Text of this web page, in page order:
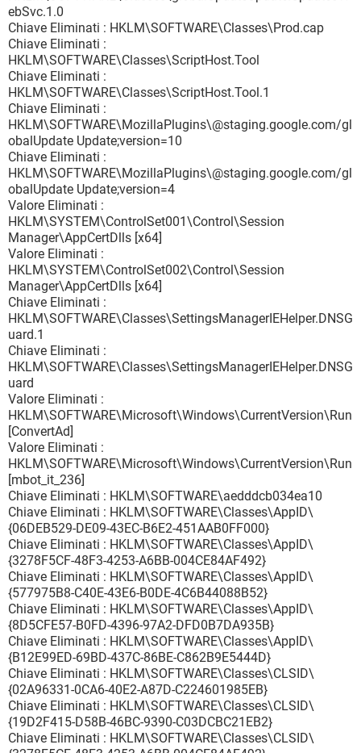
ebSvc.1.0
Chiave Eliminati : HKLM\SOFTWARE\Classes\Prod.cap
Chiave Eliminati :
HKLM\SOFTWARE\Classes\ScriptHost.Tool
Chiave Eliminati :
HKLM\SOFTWARE\Classes\ScriptHost.Tool.1
Chiave Eliminati :
HKLM\SOFTWARE\MozillaPlugins\@staging.google.com/gl
obalUpdate Update;version=10
Chiave Eliminati :
HKLM\SOFTWARE\MozillaPlugins\@staging.google.com/gl
obalUpdate Update;version=4
Valore Eliminati :
HKLM\SYSTEM\ControlSet001\Control\Session
Manager\AppCertDlls [x64]
Valore Eliminati :
HKLM\SYSTEM\ControlSet002\Control\Session
Manager\AppCertDlls [x64]
Chiave Eliminati :
HKLM\SOFTWARE\Classes\SettingsManagerIEHelper.DNSG
uard.1
Chiave Eliminati :
HKLM\SOFTWARE\Classes\SettingsManagerIEHelper.DNSG
uard
Valore Eliminati :
HKLM\SOFTWARE\Microsoft\Windows\CurrentVersion\Run
[ConvertAd]
Valore Eliminati :
HKLM\SOFTWARE\Microsoft\Windows\CurrentVersion\Run
[mbot_it_236]
Chiave Eliminati : HKLM\SOFTWARE\aedddcb034ea10
Chiave Eliminati : HKLM\SOFTWARE\Classes\AppID\
{06DEB529-DE09-43EC-B6E2-451AAB0FF000}
Chiave Eliminati : HKLM\SOFTWARE\Classes\AppID\
{3278F5CF-48F3-4253-A6BB-004CE84AF492}
Chiave Eliminati : HKLM\SOFTWARE\Classes\AppID\
{577975B8-C40E-43E6-B0DE-4C6B44088B52}
Chiave Eliminati : HKLM\SOFTWARE\Classes\AppID\
{8D5CFE57-B0FD-4396-97A2-DFD0B7DA935B}
Chiave Eliminati : HKLM\SOFTWARE\Classes\AppID\
{B12E99ED-69BD-437C-86BE-C862B9E5444D}
Chiave Eliminati : HKLM\SOFTWARE\Classes\CLSID\
{02A96331-0CA6-40E2-A87D-C224601985EB}
Chiave Eliminati : HKLM\SOFTWARE\Classes\CLSID\
{19D2F415-D58B-46BC-9390-C03DCBC21EB2}
Chiave Eliminati : HKLM\SOFTWARE\Classes\CLSID\